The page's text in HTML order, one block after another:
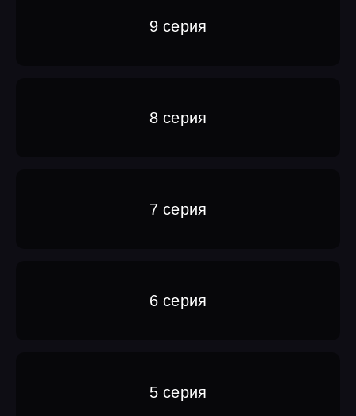
9 серия
8 серия
7 серия
6 серия
5 серия